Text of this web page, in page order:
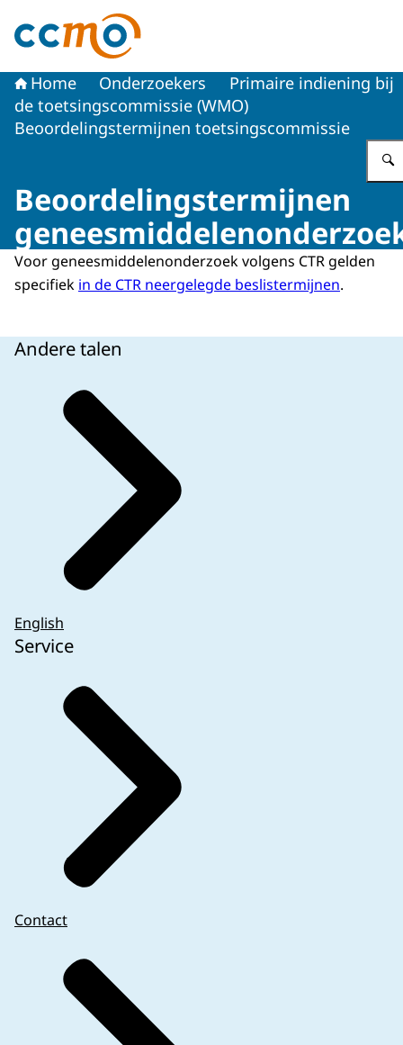
Naar de homepage van Centrale Commissie
Home Onderzoekers
Primaire indiening bij
de toetsingscommissie (WMO)
Beoordelingstermijnen toetsingscommissie
Beoordelingstermijnen
Voor geneesmiddelenonderzoek volgens CTR gelden
specifiek in de CTR neergelegde beslistermijnen.
Andere talen
English
Service
Contact